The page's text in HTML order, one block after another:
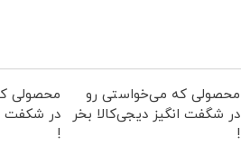
محصولی که می‌خواستی رو
در شگفت انگیز دیجی‌کالا بخر
!
محصولی
در شکفت
!